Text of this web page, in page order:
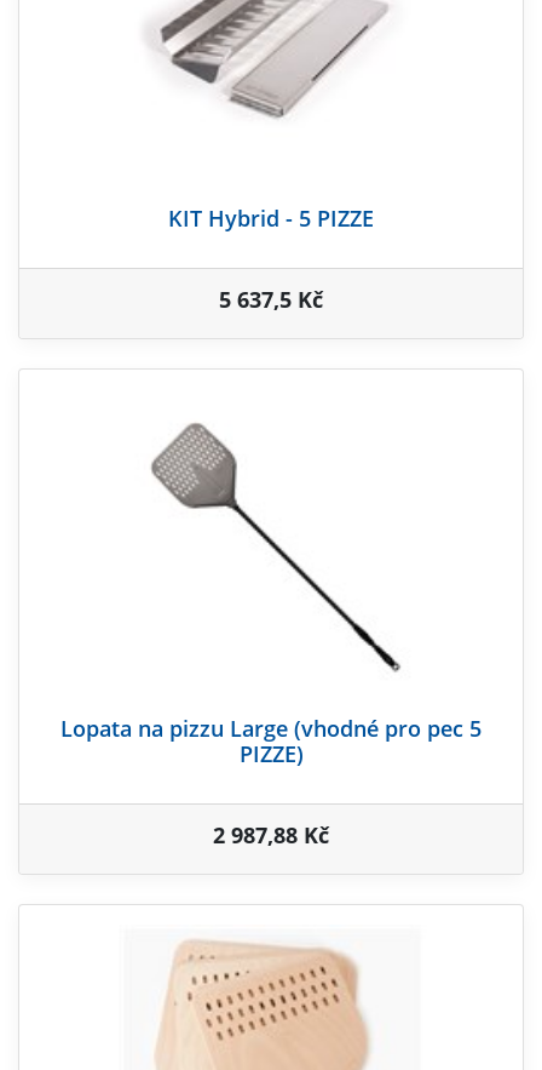
KIT Hybrid - 5 PIZZE
5 637,5 Kč
Lopata na pizzu Large (vhodné pro pec 5
PIZZE)
2 987,88 Kč